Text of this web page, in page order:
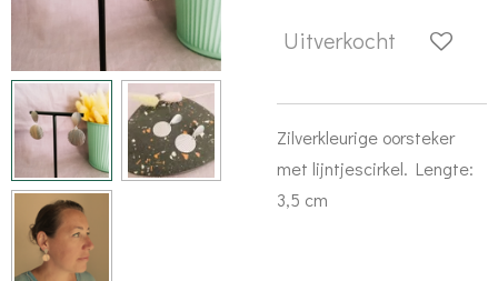
Uitverkocht
Zilverkleurige oorsteker
met lijntjescirkel. Lengte:
3,5 cm